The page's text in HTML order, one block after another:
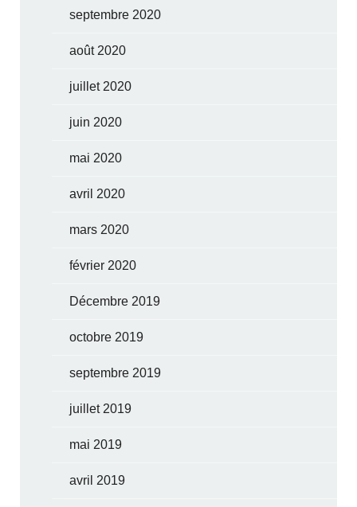
septembre 2020
août 2020
juillet 2020
juin 2020
mai 2020
avril 2020
mars 2020
février 2020
Décembre 2019
octobre 2019
septembre 2019
juillet 2019
mai 2019
avril 2019